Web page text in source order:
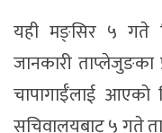
यही मङ्सिर ५ गते
जानकारी ताप्लेजुङका
चापागाईँलाई आएको
सचिवालयबाट ५ गते